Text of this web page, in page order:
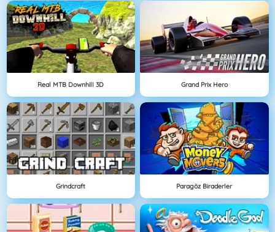
Real MTB Downhill 3D Grand Prix Hero
Grindcraft Paragöz Biraderler